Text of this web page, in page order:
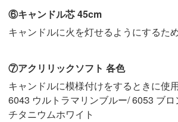
⑥キャンドル芯 45cm
キャンドルに火を灯せるようにするた
⑦アクリリックソフト 各色
キャンドルに模様付けをするときに使用
6043 ウルトラマリンブルー/ 6053 ブ
チタニウムホワイト